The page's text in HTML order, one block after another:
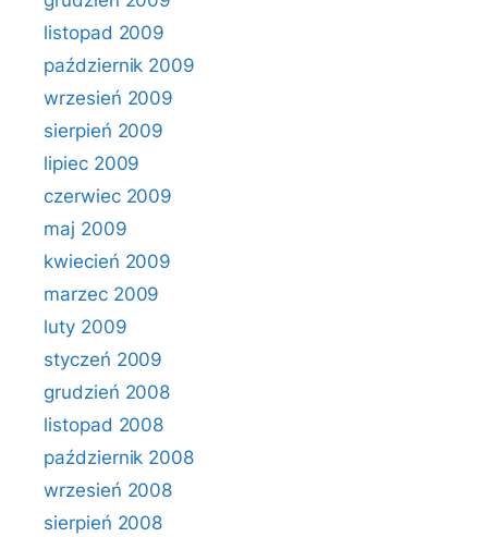
listopad 2009
październik 2009
wrzesień 2009
sierpień 2009
lipiec 2009
czerwiec 2009
maj 2009
kwiecień 2009
marzec 2009
luty 2009
styczeń 2009
grudzień 2008
listopad 2008
październik 2008
wrzesień 2008
sierpień 2008